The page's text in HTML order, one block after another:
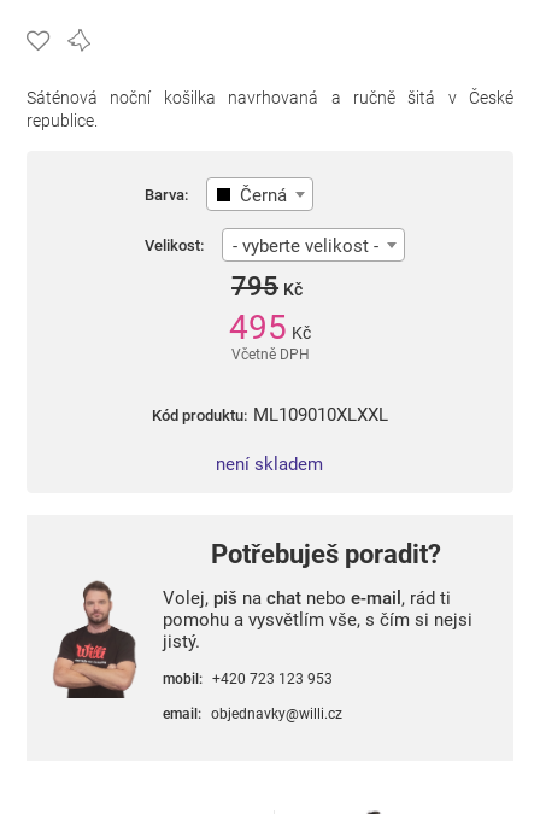
Sáténová noční košilka navrhovaná a ručně šitá v České
republice.
Barva: Černá
Velikost: - vyberte velikost -
795 Kč
495 Kč
Včetně DPH
Kód produktu: ML109010XLXXL
není skladem
Potřebuješ poradit?
Volej, piš na chatnebo e-mail , rád ti
pomohu a vysvětlím vše, s čím si nejsi
jistý.
mobil: +420 723 123 953
email: objednavky@willi.cz